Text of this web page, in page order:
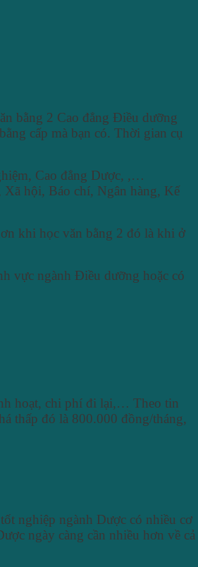
bằng 2 Cao đẳng Điều dưỡng
cấp mà bạn có. Thời gian cụ
Cao đẳng Dược, ,…
Xã hội, Báo chí, Ngân hàng, Kế
khi học văn bằng 2 đó là khi ở
vực ngành Điều dưỡng hoặc có
hoạt, chi phí đi lại,… Theo tin
thấp đó là 800.000 đồng/tháng,
nghiệp ngành Dược có nhiều cơ
ngày càng cần nhiều hơn về cả